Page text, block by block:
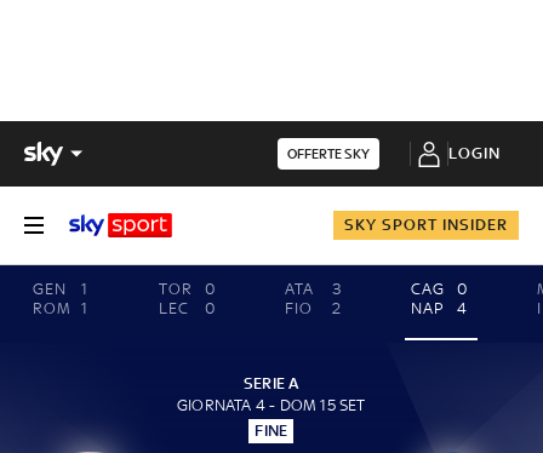
OFFERTE SKY LOGIN
SKY SPORT INSIDER
GEN
1
ROM
1
TOR
0
LEC
0
ATA
3
FIO
2
CAG
0
NAP
4
SERIE A
GIORNATA 4 - DOM 15 SET
FINE